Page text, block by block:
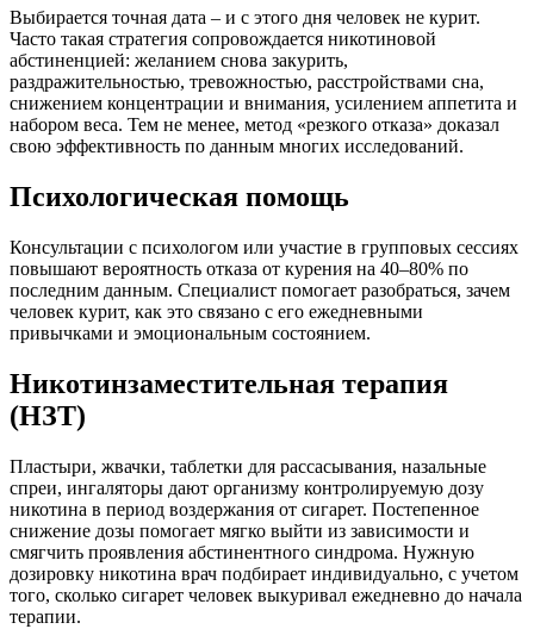
Выбирается точная дата – и с этого дня человек не курит.
Часто такая стратегия сопровождается никотиновой
абстиненцией: желанием снова закурить,
раздражительностью, тревожностью, расстройствами сна,
снижением концентрации и внимания, усилением аппетита и
набором веса. Тем не менее, метод «резкого отказа» доказал
свою эффективность по данным многих исследований.
Психологическая помощь
Консультации с психологом или участие в групповых сессиях
повышают вероятность отказа от курения на 40–80% по
последним данным. Специалист помогает разобраться, зачем
человек курит, как это связано с его ежедневными
привычками и эмоциональным состоянием.
Никотинзаместительная терапия
(НЗТ)
Пластыри, жвачки, таблетки для рассасывания, назальные
спреи, ингаляторы дают организму контролируемую дозу
никотина в период воздержания от сигарет. Постепенное
снижение дозы помогает мягко выйти из зависимости и
смягчить проявления абстинентного синдрома. Нужную
дозировку никотина врач подбирает индивидуально, с учетом
того, сколько сигарет человек выкуривал ежедневно до начала
терапии.